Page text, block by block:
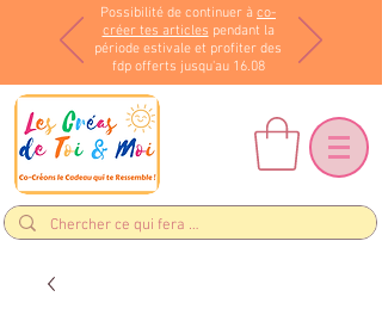
Possibilité de continuer à co-
créer tes articles pendant la
période estivale et profiter des
fdp offerts jusqu'au 16.08